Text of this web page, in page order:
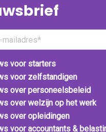
voor starters
voor zelfstandigen
over personeelsbeleid
over welzijn op het werk
over opleidingen
voor accountants &